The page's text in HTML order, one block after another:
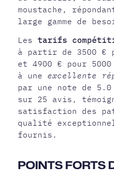
moustache,
large gamme de
Lestarifs
à partir de 3500 €
et 4900 € pour
à une excellente
par une note de 5.0
sur 25 avis,
satisfaction des
qualité
fournis.
POINTS FORTS